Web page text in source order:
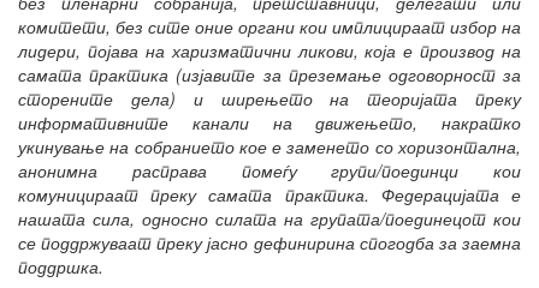
комитети, без сите оние органи кои имплицираат избор на
лидери, појава на харизматични ликови, која е производ на
самата практика (изјавите за преземање одговорност за
сторените дела) и ширењето на теоријата преку
информативните канали на движењето, накратко
укинување на собранието кое е заменето со хоризонтална,
анонимна расправа помеѓу групи/поединци кои
комуницираат преку самата практика. Федерацијата е
нашата сила, односно силата на групата/поединецот кои
се поддржуваат преку јасно дефинирина спогодба за заемна
поддршка.